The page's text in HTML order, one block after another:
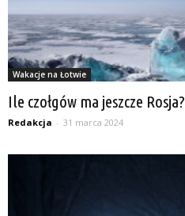
Wakacje na Łotwie
Ile czołgów ma jeszcze Rosja?
Redakcja - 31 marca 2024